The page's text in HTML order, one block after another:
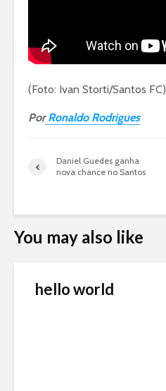
(Foto: Ivan Storti/Santos FC)
PorRonaldo Rodrigues
Daniel Guedes ganha
nova chance no Santos
You may also like
hello world